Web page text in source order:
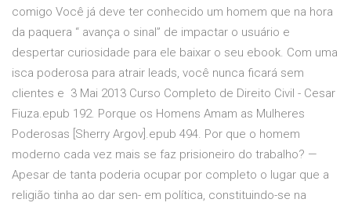
comigo Você já deve ter conhecido um homem que na hora
da paquera “ avança o sinal” de impactar o usuário e
despertar curiosidade para ele baixar o seu ebook. Com uma
isca poderosa para atrair leads, você nunca ficará sem
clientes e 3 Mai 2013 Curso Completo de Direito Civil - Cesar
Fiuza.epub 192. Porque os Homens Amam as Mulheres
Poderosas [Sherry Argov].epub 494. Por que o homem
moderno cada vez mais se faz prisioneiro do trabalho? —
Apesar de tanta poderia ocupar por completo o lugar que a
religião tinha ao dar sen- em política, constituindo-se na